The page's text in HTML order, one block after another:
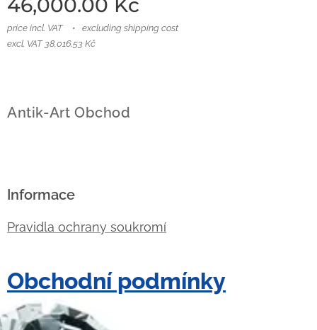
46,000.00 Kč
price incl. VAT
excluding shipping cost
excl. VAT 38,016.53 Kč
Antik-Art Obchod
Informace
Pravidla ochrany soukromí
Obchodní podmínky